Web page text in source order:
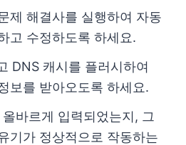
제 해결사를 실행하여 자동
고 수정하도록 하세요.
DNS 캐시를 플러시하여
보를 받아오도록 하세요.
바르게 입력되었는지, 그
기가 정상적으로 작동하는